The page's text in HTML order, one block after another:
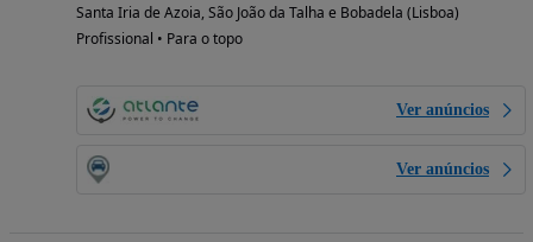
Santa Iria de Azoia, São João da Talha e Bobadela (Lisboa)
Profissional • Para o topo
Ver anúncios
Ver anúncios